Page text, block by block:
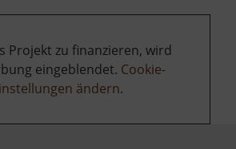
Projekt zu finanzieren, wird
eingeblendet. Cookie-
ändern.